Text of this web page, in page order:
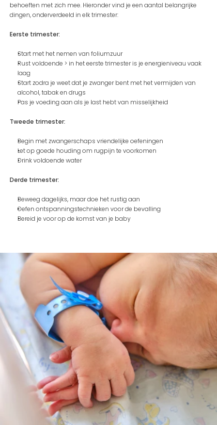
behoeften met zich mee. Hieronder vind je een aantal belangrijke
dingen, onderverdeeld in elk trimester:
Eerste trimester:
Start met het nemen van foliumzuur
Rust voldoende > in het eerste trimester is je energieniveau vaak
laag
Start zodra je weet dat je zwanger bent met het vermijden van
alcohol, tabak en drugs
Pas je voeding aan als je last hebt van misselijkheid
Tweede trimester:
Begin met zwangerschaps vriendelijke oefeningen
Let op goede houding om rugpijn te voorkomen
Drink voldoende water
Derde trimester:
Beweeg dagelijks, maar doe het rustig aan
Oefen ontspanningstechnieken voor de bevalling
Bereid je voor op de komst van je baby